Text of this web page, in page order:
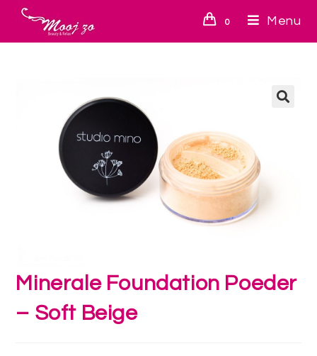
0 Menu
Minerale Foundation Poeder
– Soft Beige